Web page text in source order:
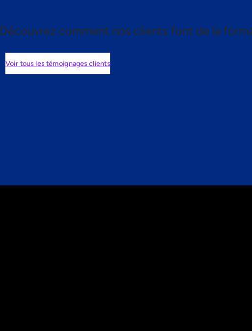
Découvrez comment nos clients font de la
Voir tous les témoignages clients